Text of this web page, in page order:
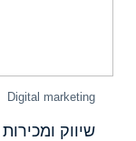
Digital marketing
שיווק